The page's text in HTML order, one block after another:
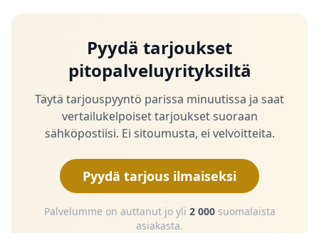
Pyydä tarjoukset
pitopalveluyrityksiltä
Täytä tarjouspyyntö parissa minuutissa ja saat
vertailukelpoiset tarjoukset suoraan
sähköpostiisi. Ei sitoumusta, ei velvoitteita.
Pyydä tarjous ilmaiseksi
Palvelumme on auttanut jo yli 2 000suomalaista
asiakasta.